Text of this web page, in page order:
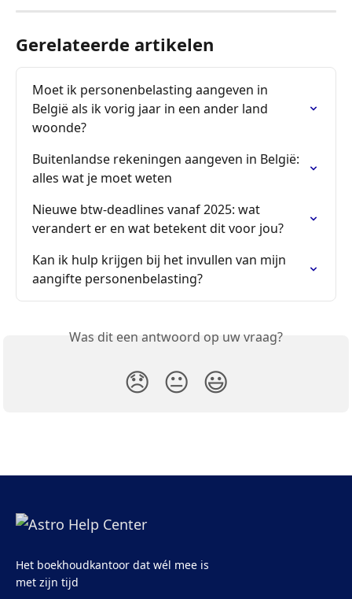
Gerelateerde artikelen
Moet ik personenbelasting aangeven in
België als ik vorig jaar in een ander land
woonde?
Buitenlandse rekeningen aangeven in België:
alles wat je moet weten
Nieuwe btw-deadlines vanaf 2025: wat
verandert er en wat betekent dit voor jou?
Kan ik hulp krijgen bij het invullen van mijn
aangifte personenbelasting?
Was dit een antwoord op uw vraag?
😞 😐 😃
Het boekhoudkantoor dat wél mee is
met zijn tijd